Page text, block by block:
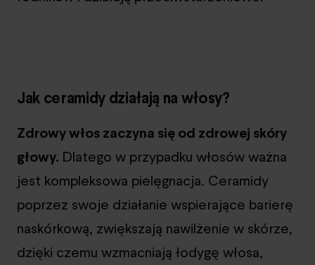
Jak ceramidy działają na włosy?
Zdrowy włos zaczyna się od zdrowej skóry
głowy. Dlatego w przypadku włosów ważna
jest kompleksowa pielęgnacja. Ceramidy
poprzez swoje działanie wspierające barierę
naskórkową, zwiększają nawilżenie w skórze,
dzięki czemu wzmacniają łodygę włosa,